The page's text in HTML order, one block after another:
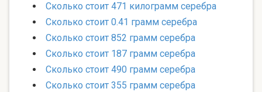
Сколько стоит 471 килограмм серебра
Сколько стоит 0.41 грамм серебра
Сколько стоит 852 грамм серебра
Сколько стоит 187 грамм серебра
Сколько стоит 490 грамм серебра
Сколько стоит 355 грамм серебра